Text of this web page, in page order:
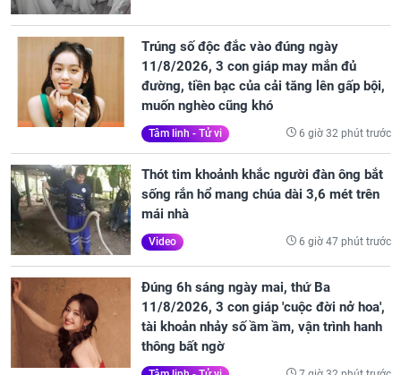
Trúng số độc đắc vào đúng ngày
11/8/2026, 3 con giáp may mắn đủ
đường, tiền bạc của cải tăng lên gấp bội,
muốn nghèo cũng khó
Tâm linh - Tử vi 6 giờ 32 phút trước
Thót tim khoảnh khắc người đàn ông bắt
sống rắn hổ mang chúa dài 3,6 mét trên
mái nhà
Video 6 giờ 47 phút trước
Đúng 6h sáng ngày mai, thứ Ba
11/8/2026, 3 con giáp 'cuộc đời nở hoa',
tài khoản nhảy số ầm ầm, vận trình hanh
thông bất ngờ